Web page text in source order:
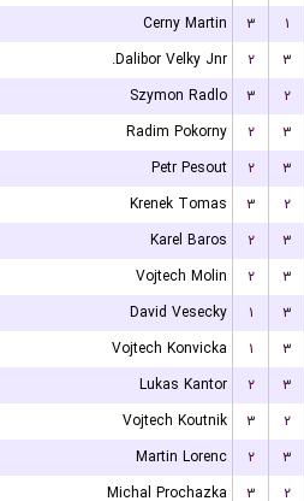
Cerny Martin
۳ ۱
Dalibor Velky Jnr.
۲ ۳
Szymon Radlo
۳ ۲
Radim Pokorny
۲ ۳
Petr Pesout
۲ ۳
Krenek Tomas
۳ ۲
Karel Baros
۲ ۳
Vojtech Molin
۲ ۳
David Vesecky
۱ ۳
Vojtech Konvicka
۱ ۳
Lukas Kantor
۲ ۳
Vojtech Koutnik
۳ ۲
Martin Lorenc
۲ ۳
Michal Prochazka
۳ ۲